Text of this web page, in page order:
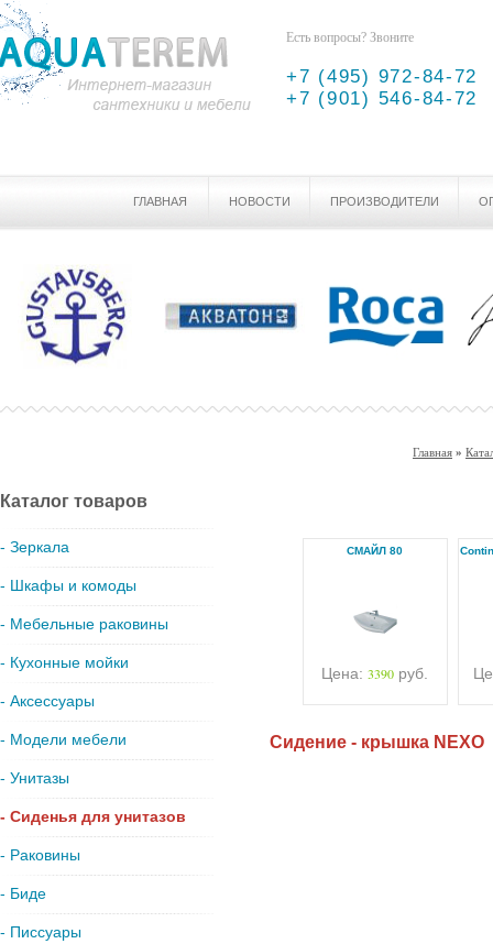
Есть вопросы? Звоните
+7 (495) 972-84-72
+7 (901) 546-84-72
ГЛАВНАЯ НОВОСТИ ПРОИЗВОДИТЕЛИ
Главная »
Каталог товаров
- Зеркала
- Шкафы и комоды
- Мебельные раковины
- Кухонные мойки
- Аксессуары
- Модели мебели
- Унитазы
- Сиденья для унитазов
- Раковины
- Биде
- Писсуары
СМАЙЛ 80
Цена: 3390 руб.
Сидение - крышка NEXO